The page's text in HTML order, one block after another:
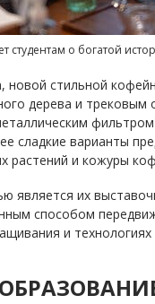
студентам о богатой
новой стильной
дерева и
сладкие варианты
растений и кожуры
является их
способом
и технологиях